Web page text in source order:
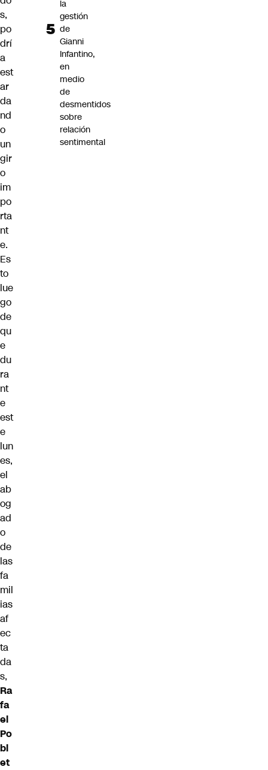
s,
po
drí
a
est
ar
da
nd
o
un
gir
o
im
po
rta
nt
e.
Es
to
lue
go
de
qu
e
du
ra
nt
e
est
e
lun
es,
el
ab
og
ad
o
de
las
fa
mil
ias
af
ec
ta
da
s,
Ra
fa
el
Po
bl
et
la
gestión
de
Gianni
Infantino,
en
medio
de
desmentidos
sobre
relación
sentimental